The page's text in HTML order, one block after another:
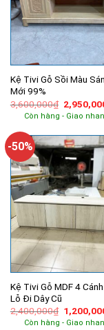
Kệ Tivi Gỗ Sồi Màu
Mới 99%
3,600,000₫ Giá
gốc
là:
Còn hàng - Giao
-50%
Kệ Tivi Gỗ MDF 4
Lỗ Đi Dây Cũ
2,400,000₫ Giá
gốc
Còn hàng - Giao